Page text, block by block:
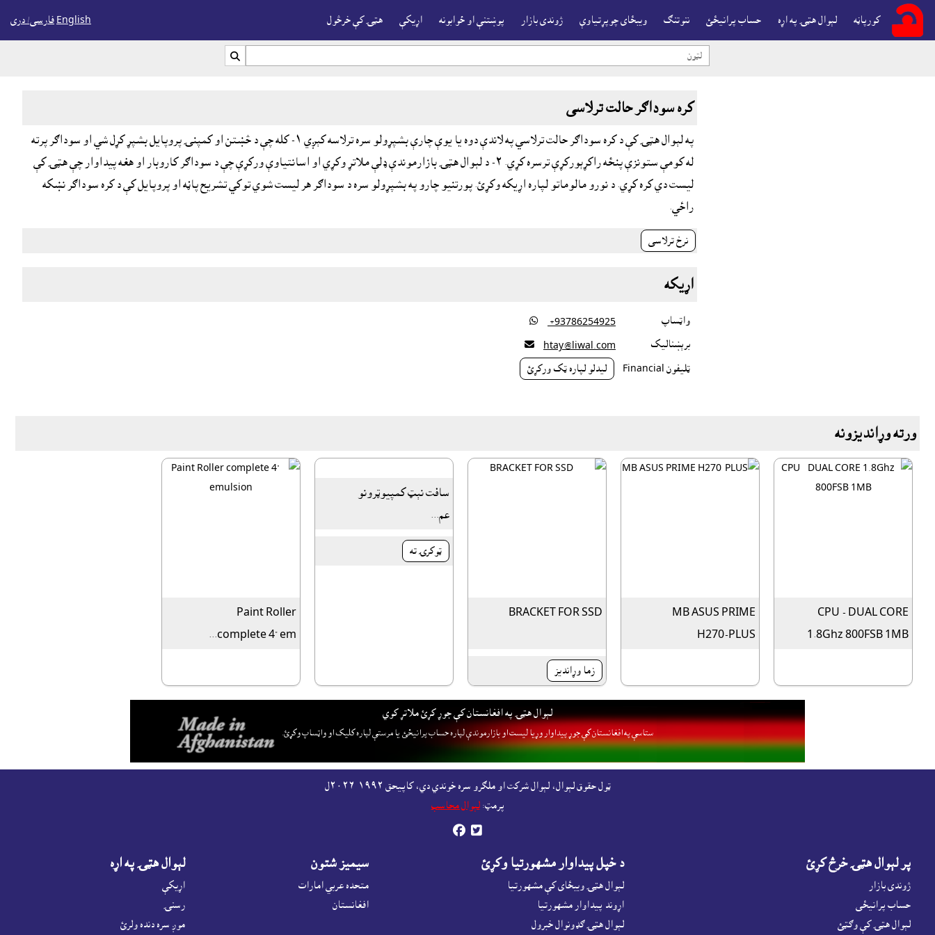
کورپاڼه لېوال هټۍ په اړه حساب پرانيځئ ننوتنګ ويبځاى چوپړتياوې ژوندى بازار پوښتنې او ځوابونه اړيکې هټۍ کې خرڅول English فارسی/ درى

کره سوداګر حالت ترلاسى
په لېوال هټۍ کې د کره سوداګر حالت ترلاسي په لاندې دوه يا يوې چارې بشپړولو سره ترلاسه کېږي ١- کله چې د څښتن او کمپنۍ پروپايل بشپړ کړل شي او سوداګر پرته
له کومې ستونزې پنځه راکړېورکړې ترسره کړي. ٢- د لېوال هټۍ بازارموندې ډلې ملاتړ وکړي او اسانتياوې ورکړې چې د سوداګر کاروبار او هغه پيداوار چې هټۍ کې
ليست دي کره کړي. د نورو مالوماتو لپاره اړيکه وکړئ. پورتنيو چارو په بشپړولو سره د سوداګر هر ليست شوي توکي تشريح پاڼه او پروپايل کې د کره سوداګر نښکه
راځي.
نرخ ترلاسى
اړيکه
واټساپ ‎ +93786254925

برېښناليک htay@liwal.com

ټليفون Financial ليدلو لپاره ټک ورکړئ
ورته وړانديزونه
CPU - DUAL CORE
1.8Ghz 800FSB 1MB
MB ASUS PRIME
H270-PLUS
BRACKET FOR SSD
زما وړانديز
سافت نېټ کمپيوټرونو
عم...
ټوکرۍ ته
Paint Roller
complete 4" em...
لېوال هټۍ په افغانستان کې جوړ کړئ ملاتړ کوي
ستاسې په افغانستان کې جوړ پيداوار وړيا ليست او بازارموندې لپاره حساب پرانيځئ يا مرستې لپاره کليک او واټساپ وکړئ.
ټول حقوق لېوال، لېوال شرکت او ملګرو سره خوندي دي، کاپيحق ١٩٩٢-٢٠٢٦ل
پرمټ:لېوال محاسب
 
پر لېوال هټۍ خرڅ کړئ
ژوندى بازار
حساب پرانيځى
لېوال هټۍ کې وګټئ
د خپل پيداوار مشهورتيا وکړئ
لېوال هټۍ ويبځاى کې مشهورتيا
اړوند پيداوار مشهورتيا
لېوال هټۍ ګډونوال خبرول
سيميز شتون
متحده عربي امارات
افغانستان
لېوال هټۍ په اړه
اړيکې
رسنۍ
موږ سره دنده ولرئ